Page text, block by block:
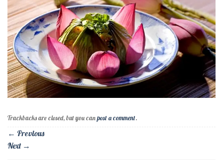
Trackbacks are closed, but you canpost a comment.
← Previous
Next →